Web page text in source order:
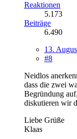
Reaktionen
5.173
Beiträge
6.490
13.
#8
Neidlos
dass die zwei
Begründung
diskutieren wir
Liebe Grüße
Klaas